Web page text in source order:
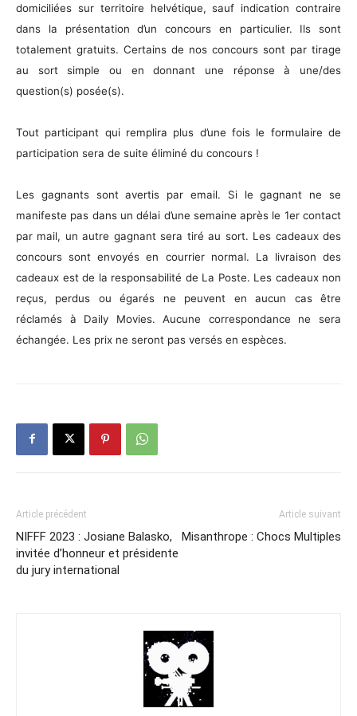
domiciliées sur territoire helvétique, sauf indication contraire
dans la présentation d’un concours en particulier. Ils sont
totalement gratuits. Certains de nos concours sont par tirage
au sort simple ou en donnant une réponse à une/des
question(s) posée(s).
Tout participant qui remplira plus d’une fois le formulaire de
participation sera de suite éliminé du concours !
Les gagnants sont avertis par email. Si le gagnant ne se
manifeste pas dans un délai d’une semaine après le 1er contact
par mail, un autre gagnant sera tiré au sort. Les cadeaux des
concours sont envoyés en courrier normal. La livraison des
cadeaux est de la responsabilité de La Poste. Les cadeaux non
reçus, perdus ou égarés ne peuvent en aucun cas être
réclamés à Daily Movies. Aucune correspondance ne sera
échangée. Les prix ne seront pas versés en espèces.
Article précédent
NIFFF 2023 : Josiane Balasko,
invitée d’honneur et présidente
du jury international
Article suivant
Misanthrope : Chocs Multiples